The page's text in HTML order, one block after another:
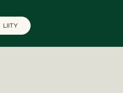
LIITY